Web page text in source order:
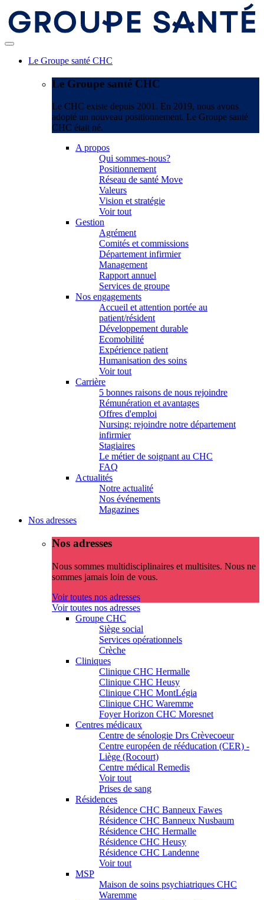
Le Groupe santé CHC
Le Groupe santé CHC
Le CHC existe depuis 2001. En 2019, nous avons
adopté un nouveau positionnement. Le Groupe santé
CHC était né.
A propos
Qui sommes-nous?
Positionnement
Réseau de santé Move
Valeurs
Vision et stratégie
Voir tout
Gestion
Agrément
Comités et commissions
Département infirmier
Management
Rapport annuel
Services de groupe
Nos engagements
Accueil et attention portée au
patient/résident
Développement durable
Ecomobilité
Expérience patient
Humanisation des soins
Voir tout
Carrière
5 bonnes raisons de nous rejoindre
Rémunération et avantages
Offres d'emploi
Nursing: rejoindre notre département
infirmier
Stagiaires
Le métier de soignant au CHC
FAQ
Actualités
Notre actualité
Nos événements
Magazines
Nos adresses
Nos adresses
Nous sommes multidisciplinaires et multisites. Nous ne
sommes jamais loin de vous.
Voir toutes nos adresses
Voir toutes nos adresses
Groupe CHC
Siège social
Services opérationnels
Crèche
Cliniques
Clinique CHC Hermalle
Clinique CHC Heusy
Clinique CHC MontLégia
Clinique CHC Waremme
Foyer Horizon CHC Moresnet
Centres médicaux
Centre de sénologie Drs Crèvecoeur
Centre européen de rééducation (CER) -
Liège (Rocourt)
Centre médical Remedis
Voir tout
Prises de sang
Résidences
Résidence CHC Banneux Fawes
Résidence CHC Banneux Nusbaum
Résidence CHC Hermalle
Résidence CHC Heusy
Résidence CHC Landenne
Voir tout
MSP
Maison de soins psychiatriques CHC
Waremme